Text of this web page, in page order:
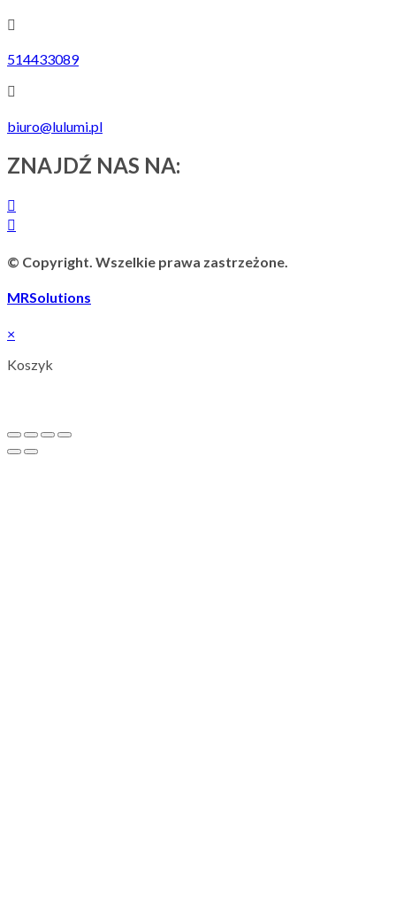
514433089
biuro@lulumi.pl
ZNAJDŹ NAS NA:
© Copyright. Wszelkie prawa zastrzeżone.
MRSolutions
×
Koszyk